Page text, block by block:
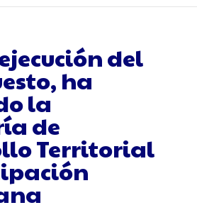
del
ha
la
de
Territorial